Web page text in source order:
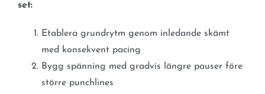
set:
Etablera grundrytm genom inledande skämt
med konsekvent pacing
Bygg spänning med gradvis längre pauser före
större punchlines